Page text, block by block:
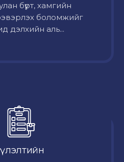
бүрт, хамгийн
боломжийг
дэлхийн аль...